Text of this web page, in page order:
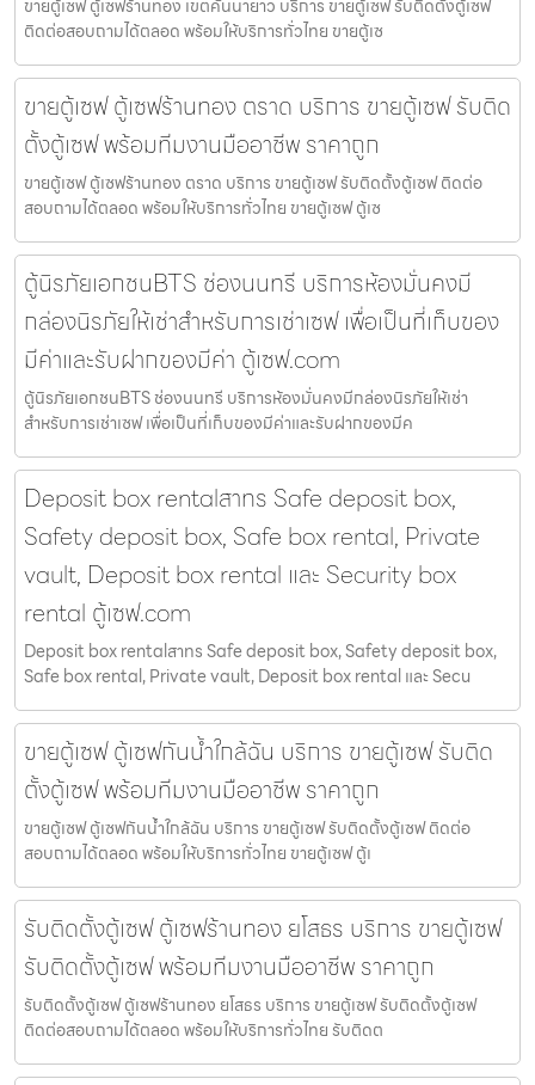
ขายตู้เซฟ ตู้เซฟร้านทอง เขตคันนายาว บริการ ขายตู้เซฟ รับติดตั้งตู้เซฟ
ติดต่อสอบถามได้ตลอด พร้อมให้บริการทั่วไทย ขายตู้เซ
ขายตู้เซฟ ตู้เซฟร้านทอง ตราด บริการ ขายตู้เซฟ รับติด
ตั้งตู้เซฟ พร้อมทีมงานมืออาชีพ ราคาถูก
ขายตู้เซฟ ตู้เซฟร้านทอง ตราด บริการ ขายตู้เซฟ รับติดตั้งตู้เซฟ ติดต่อ
สอบถามได้ตลอด พร้อมให้บริการทั่วไทย ขายตู้เซฟ ตู้เซ
ตู้นิรภัยเอกชนBTS ช่องนนทรี บริการห้องมั่นคงมี
กล่องนิรภัยให้เช่าสำหรับการเช่าเซฟ เพื่อเป็นที่เก็บของ
มีค่าและรับฝากของมีค่า ตู้เซฟ.com
ตู้นิรภัยเอกชนBTS ช่องนนทรี บริการห้องมั่นคงมีกล่องนิรภัยให้เช่า
สำหรับการเช่าเซฟ เพื่อเป็นที่เก็บของมีค่าและรับฝากของมีค
Deposit box rentalสาทร Safe deposit box,
Safety deposit box, Safe box rental, Private
vault, Deposit box rental และ Security box
rental ตู้เซฟ.com
Deposit box rentalสาทร Safe deposit box, Safety deposit box,
Safe box rental, Private vault, Deposit box rental และ Secu
ขายตู้เซฟ ตู้เซฟกันน้ำใกล้ฉัน บริการ ขายตู้เซฟ รับติด
ตั้งตู้เซฟ พร้อมทีมงานมืออาชีพ ราคาถูก
ขายตู้เซฟ ตู้เซฟกันน้ำใกล้ฉัน บริการ ขายตู้เซฟ รับติดตั้งตู้เซฟ ติดต่อ
สอบถามได้ตลอด พร้อมให้บริการทั่วไทย ขายตู้เซฟ ตู้เ
รับติดตั้งตู้เซฟ ตู้เซฟร้านทอง ยโสธร บริการ ขายตู้เซฟ
รับติดตั้งตู้เซฟ พร้อมทีมงานมืออาชีพ ราคาถูก
รับติดตั้งตู้เซฟ ตู้เซฟร้านทอง ยโสธร บริการ ขายตู้เซฟ รับติดตั้งตู้เซฟ
ติดต่อสอบถามได้ตลอด พร้อมให้บริการทั่วไทย รับติดต